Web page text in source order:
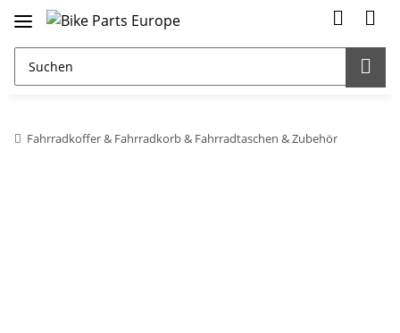
Fahrradkoffer & Fahrradkorb & Fahrradtaschen & Zubehör